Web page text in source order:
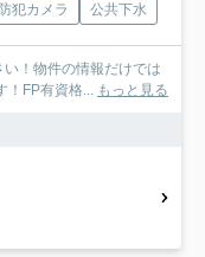
防犯カメラ 公共下水
！物件の情報だけでは
！FP有資格... もっと見る